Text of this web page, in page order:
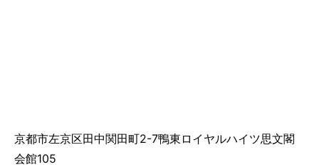
京都市左京区田中関田町2-7鴨東ロイヤルハイツ思文閣
会館105